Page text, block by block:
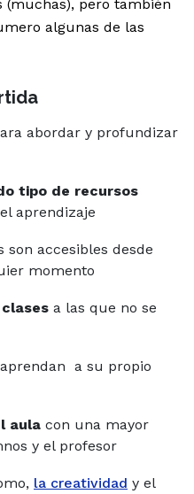
(muchas), pero también
algunas de las
abordar y profundizar
tipo de recursos
aprendizaje
accesibles desde
momento
a las que no se
a su propio
aula con una mayor
y el profesor
la creatividad y el